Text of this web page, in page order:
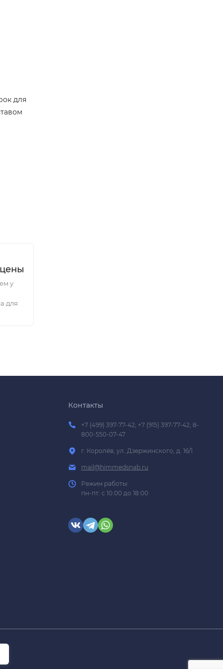
для
у
для
Контакты
+7 (499) 397-77-42; +7 (915) 397-77-42; 8-
800-550-07-47
г. Королёв, ул. Дзержинского, д. 16/1
mail@himmedsnab.ru
Режим работы:
пн-пт: с 10:00 до 18:00